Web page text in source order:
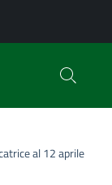
al 12 aprile